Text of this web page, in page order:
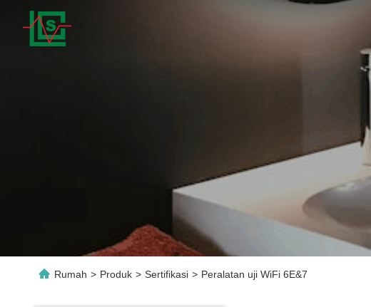
Rumah > Produk > Sertifikasi > Peralatan uji WiFi 6E&7